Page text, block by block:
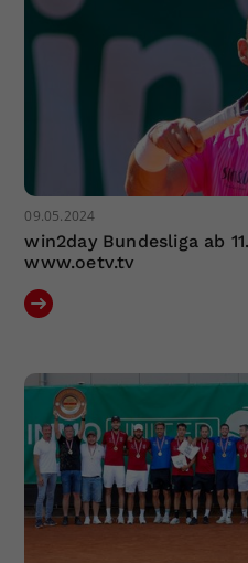
09.05.2024
win2day Bundesliga ab
www.oetv.tv